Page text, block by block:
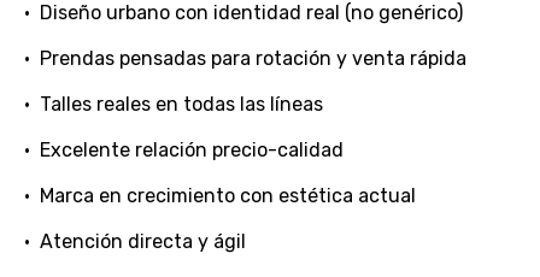
•⁠ ⁠Diseño urbano con identidad real (no genérico)
•⁠ ⁠Prendas pensadas para rotación y venta rápida
•⁠ ⁠Talles reales en todas las líneas
•⁠ ⁠Excelente relación precio-calidad
•⁠ ⁠Marca en crecimiento con estética actual
•⁠ ⁠Atención directa y ágil